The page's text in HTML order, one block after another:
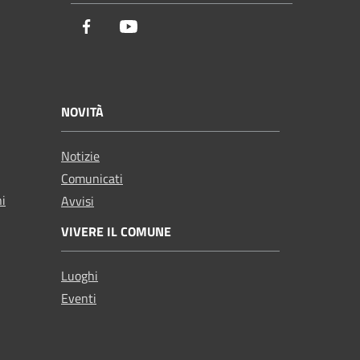
Facebook
NOVITÀ
Notizie
Comunicati
Avvisi
VIVERE IL COMUNE
Luoghi
Eventi